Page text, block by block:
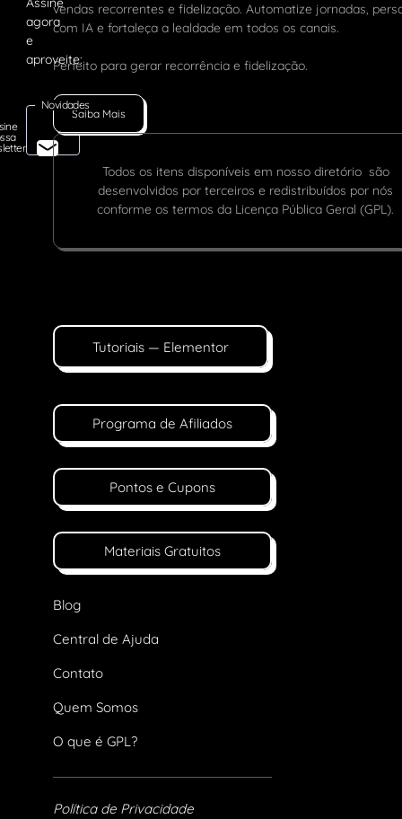
Novidades
vendas recorrentes e fidelização. Automatize jornadas,
com IA e fortaleça a lealdade em todos os canais.
Perfeito para gerar recorrência e fidelização.
Saiba Mais
Todos os itens disponíveis em nosso diretório são
desenvolvidos por terceiros e redistribuídos por nós
conforme os termos da Licença Pública Geral (GPL).
Tutoriais — Elementor
Programa de Afiliados
Pontos e Cupons
Materiais Gratuitos
Blog
Central de Ajuda
Contato
Quem Somos
O que é GPL?
Política de Privacidade